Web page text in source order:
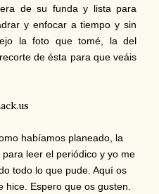
de su funda y lista para
y enfocar a tiempo y sin
la foto que tomé, la del
de ésta para que veáis
habíamos planeado, la
leer el periódico y yo me
todo lo que pude. Aquí os
hice. Espero que os gusten.